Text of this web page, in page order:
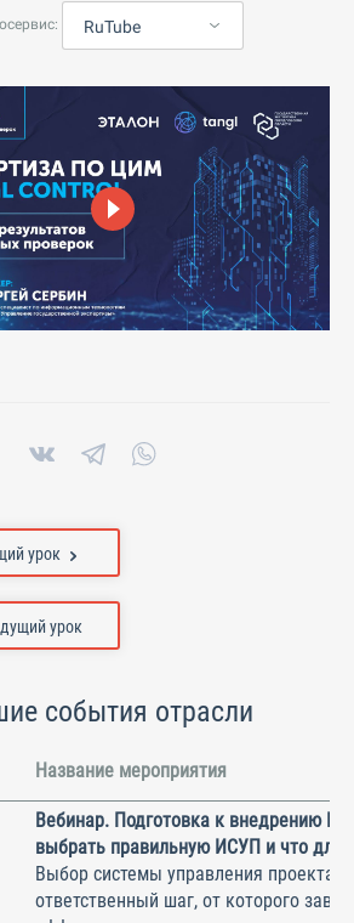
RuTube
урок
урок
события отрасли
Название мероприятия
Вебинар. Подготовка к внедрению
выбрать правильную ИСУП и что для
Выбор системы управления
ответственный шаг, от которого